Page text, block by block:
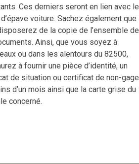
Ces derniers seront en lien avec le
voiture. Sachez également que
de la copie de l’ensemble de
Ainsi, que vous soyez à
ou dans les alentours du 82500,
à fournir une pièce d’identité, un
de situation ou certificat de non-gage
d’un mois ainsi que la carte grise du
concerné.